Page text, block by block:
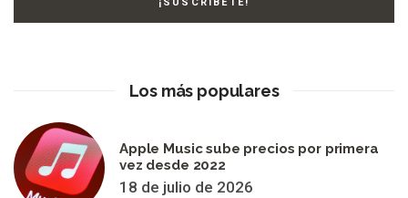
Los más populares
Apple Music sube precios por primera
vez desde 2022
18 de julio de 2026